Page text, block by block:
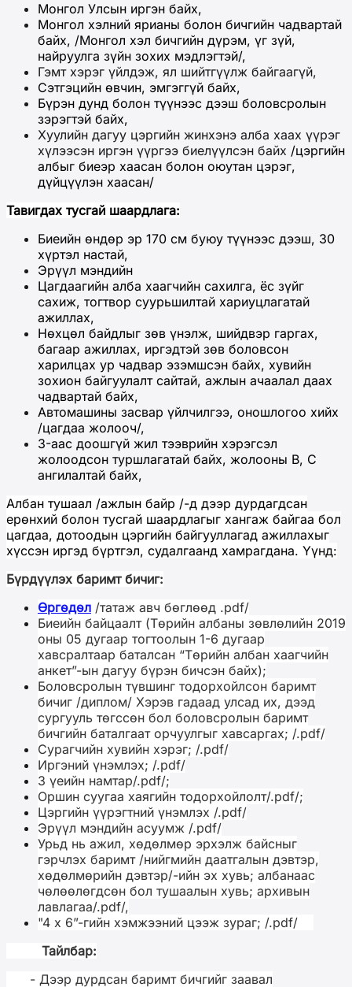
Монгол Улсын иргэн байх,
Монгол хэлний ярианы болон бичгийн чадвартай
байх, /Монгол хэл бичгийн дүрэм, үг зүй,
найруулга зүйн зохих мэдлэгтэй/,
Гэмт хэрэг үйлдэж, ял шийтгүүлж байгаагүй,
Сэтгэцийн өвчин, эмгэггүй байх,
Бүрэн дунд болон түүнээс дээш боловсролын
зэрэгтэй байх,
Хуулийн дагуу цэргийн жинхэнэ алба хаах үүрэг
хүлээсэн иргэн үүргээ биелүүлсэн байх /цэргийн
албыг биеэр хаасан болон оюутан цэрэг,
дүйцүүлэн хаасан/
Тавигдах тусгай шаардлага:
Биеийн өндөр эр 170 см буюу түүнээс дээш, 30
хүртэл настай,
Эрүүл мэндийн
Цагдаагийн алба хаагчийн сахилга, ёс зүйг
сахиж, тогтвор суурьшилтай хариуцлагатай
ажиллах,
Нөхцөл байдлыг зөв үнэлж, шийдвэр гаргах,
багаар ажиллах, иргэдтэй зөв боловсон
харилцах ур чадвар эзэмшсэн байх, хувийн
зохион байгуулалт сайтай, ажлын ачаалал даах
чадвартай байх,
Автомашины засвар үйлчилгээ, оношлогоо хийх
/цагдаа жолооч/,
3-аас доошгүй жил тээврийн хэрэгсэл
жолоодсон туршлагатай байх, жолооны В, С
ангилалтай байх,
Албан тушаал /ажлын байр /-д дээр дурдагдсан
ерөнхий болон тусгай шаардлагыг хангаж байгаа бол
цагдаа, дотоодын цэргийн байгууллагад ажиллахыг
хүссэн иргэд бүртгэл, судалгаанд хамрагдана. Үүнд:
Бүрдүүлэх баримт бичиг:
Өргөдөл /татаж авч бөглөөд .pdf/
Биеийн байцаалт (Төрийн албаны зөвлөлийн 2019
оны 05 дугаар тогтоолын 1-6 дугаар
хавсралтаар баталсан “Төрийн албан хаагчийн
анкет”-ын дагуу бүрэн бичсэн байх);
Боловсролын түвшинг тодорхойлсон баримт
бичиг /диплом/ Хэрэв гадаад улсад их, дээд
сургууль төгссөн бол боловсролын баримт
бичгийн баталгаат орчуулгыг хавсаргах; /.pdf/
Сурагчийн хувийн хэрэг; /.pdf/
Иргэний үнэмлэх; /.pdf/
3 үеийн намтар/.pdf/;
Оршин суугаа хаягийн тодорхойлолт/.pdf/;
Цэргийн үүрэгтний үнэмлэх /.pdf/
Эрүүл мэндийн асуумж /.pdf/
Урьд нь ажил, хөдөлмөр эрхэлж байсныг
гэрчлэх баримт /нийгмийн даатгалын дэвтэр,
хөдөлмөрийн дэвтэр/-ийн эх хувь; албанаас
чөлөөлөгдсөн бол тушаалын хувь; архивын
лавлагаа/.pdf/,
"4 х 6”-гийн хэмжээний цээж зураг; /.pdf/
Тайлбар:
- Дээр дурдсан баримт бичгийг заавал